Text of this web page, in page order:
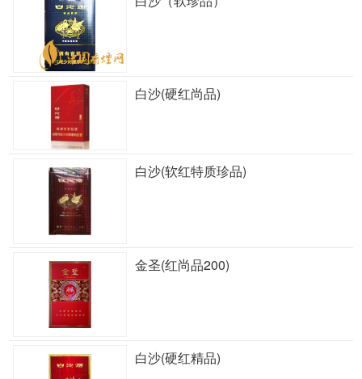
白沙(硬红尚品)
白沙(软红特质珍品)
金圣(红尚品200)
白沙(硬红精品)